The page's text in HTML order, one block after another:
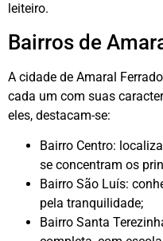
leiteiro.
Bairros de
A cidade de Amaral
cada um com suas
eles, destacam-se:
Bairro Centro:
se concentram os
Bairro São Luís:
pela tranquilidade;
Bairro Santa